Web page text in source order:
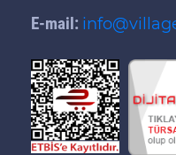
E-mail: